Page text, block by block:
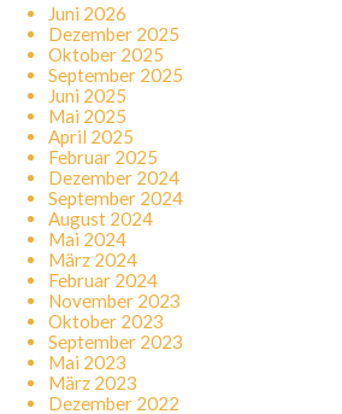
Juni 2026
Dezember 2025
Oktober 2025
September 2025
Juni 2025
Mai 2025
April 2025
Februar 2025
Dezember 2024
September 2024
August 2024
Mai 2024
März 2024
Februar 2024
November 2023
Oktober 2023
September 2023
Mai 2023
März 2023
Dezember 2022